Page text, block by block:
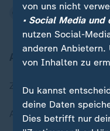
Aktuell bei ZDFheute
Zuletzt veröffentlicht
Aktuelle Sendungs-
von uns nicht
• Social Media
nutzen Social-
anderen Anbietern.
von Inhalten zu
Du kannst
deine Daten
Dies betrifft nur